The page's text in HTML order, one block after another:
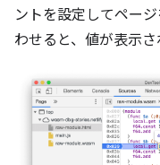
ントを設定してペー
わせると、値が表示さ